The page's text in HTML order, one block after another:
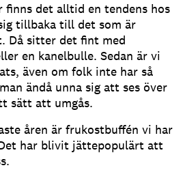
finns det alltid en tendens hos
tillbaka till det som är
Då sitter det fint med
en kanelbulle. Sedan är vi
även om folk inte har så
ändå unna sig att ses över
sätt att umgås.
åren är frukostbuffén vi har
har blivit jättepopulärt att